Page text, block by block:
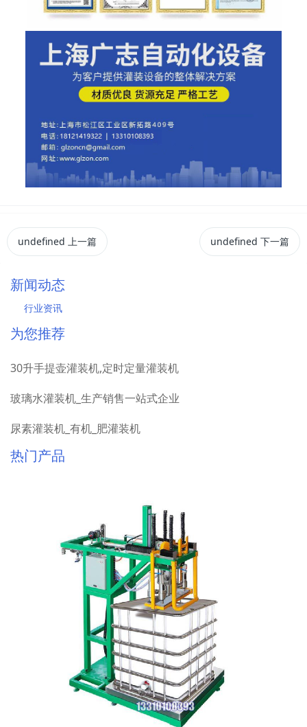
undefined 上一篇 undefined 下一篇
新闻动态
行业资讯
为您推荐
30升手提壶灌装机,定时定量灌装机
玻璃水灌装机_生产销售一站式企业
尿素灌装机_有机_肥灌装机
热门产品